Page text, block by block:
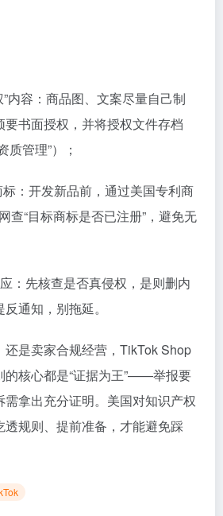
内容：商品图、文案尽量自己制
书面授权，并将授权文件存档
质管理”）；
：开发新品前，通过美国专利商
查“目标商标是否已注册”，避免无
：先核查是否真侵权，是则删内
通知，别拖延。
是卖家合规经营，TikTok Shop
的核心都是“证据为王”——举报要
拿出充分证明。美国对知识产权
规则、提前准备，才能避免踩